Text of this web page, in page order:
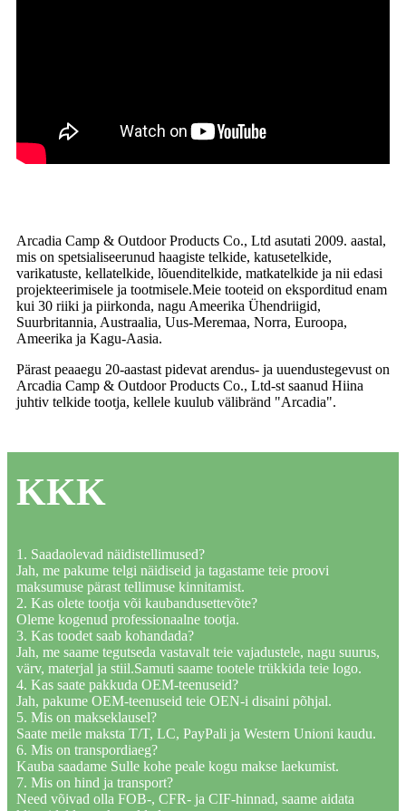
Arcadia Camp & Outdoor Products Co., Ltd asutati 2009. aastal,
mis on spetsialiseerunud haagiste telkide, katusetelkide,
varikatuste, kellatelkide, lõuenditelkide, matkatelkide ja nii edasi
projekteerimisele ja tootmisele.Meie tooteid on eksporditud enam
kui 30 riiki ja piirkonda, nagu Ameerika Ühendriigid,
Suurbritannia, Austraalia, Uus-Meremaa, Norra, Euroopa,
Ameerika ja Kagu-Aasia.
Pärast peaaegu 20-aastast pidevat arendus- ja uuendustegevust on
Arcadia Camp & Outdoor Products Co., Ltd-st saanud Hiina
juhtiv telkide tootja, kellele kuulub välibränd "Arcadia".
KKK
1. Saadaolevad näidistellimused?
Jah, me pakume telgi näidiseid ja tagastame teie proovi
maksumuse pärast tellimuse kinnitamist.
2. Kas olete tootja või kaubandusettevõte?
Oleme kogenud professionaalne tootja.
3. Kas toodet saab kohandada?
Jah, me saame tegutseda vastavalt teie vajadustele, nagu suurus,
värv, materjal ja stiil.Samuti saame tootele trükkida teie logo.
4. Kas saate pakkuda OEM-teenuseid?
Jah, pakume OEM-teenuseid teie OEN-i disaini põhjal.
5. Mis on makseklausel?
Saate meile maksta T/T, LC, PayPali ja Western Unioni kaudu.
6. Mis on transpordiaeg?
Kauba saadame Sulle kohe peale kogu makse laekumist.
7. Mis on hind ja transport?
Need võivad olla FOB-, CFR- ja CIF-hinnad, saame aidata